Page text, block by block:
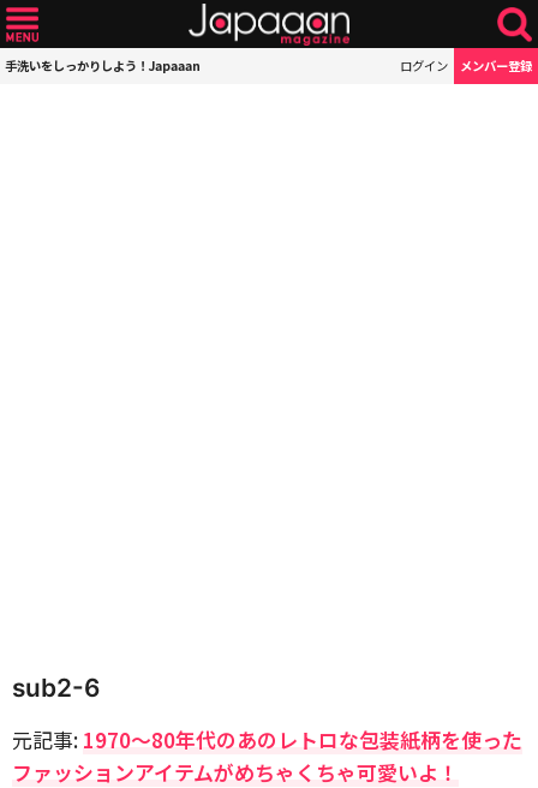
手洗いをしっかりしよう！Japaaan ログイン メンバー登録
sub2-6
元記事: 1970～80年代のあのレトロな包装紙柄を使った
ファッションアイテムがめちゃくちゃ可愛いよ！